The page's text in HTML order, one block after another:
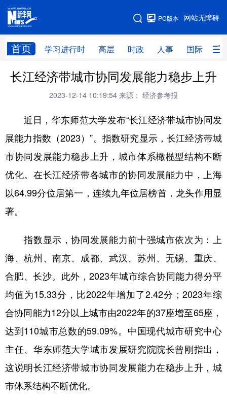
网站无障碍
PC版本
首页 学习进行时 高层 时政 人事 国际 财
网站地图
学习进行时 高层 时政 人事
财经 网评
台湾 思客智库 全球连线 教育
科技 科创 量子 体育
文化 书画 健康 军事
学术中国 乡村振兴 银龄 溯源中国
彩票 娱乐 时尚
公益 一带一路 亚太网 上市公司
文化产业
地方频道
北京 天津
长江经济带城市协同发展能力稳步上升
2023-12-14 10:19:54 来源： 经济参考报
近日，华东师范大学发布“长江经济带城市协同发
展能力指数（2023）”。指数研究显示，长江经济带城
市协同发展能力稳步上升，城市体系橄榄型结构不断
优化。在长江经济带各城市的协同发展能力中，上海
以64.99分位居第一，连续九年位居榜首，龙头作用显
著。
指数显示，协同发展能力前十强城市依次为：上
海、杭州、南京、成都、武汉、苏州、无锡、重庆、
合肥、长沙。此外，2023年城市综合协同能力得分平
均值为15.33分，比2022年增加了2.42分；2023年综
合协同能力12分以上城市由2022年的37座增至65座，
达到110城市总数的59.09%。中国现代城市研究中心
主任、华东师范大学城市发展研究院院长曾刚指出，
这说明长江经济带城市协同发展能力在稳步上升，城
市体系结构不断优化。